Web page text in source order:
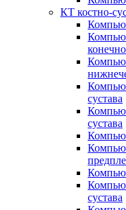
КТ костно-
сустава
сустава
сустава